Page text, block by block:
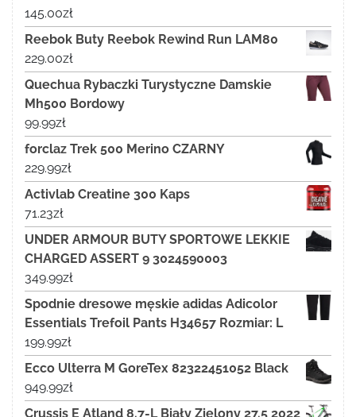
145.00zł
Reebok Buty Reebok Rewind Run LAM80
229.00zł
Quechua Rybaczki Turystyczne Damskie
Mh500 Bordowy
99.99zł
forclaz Trek 500 Merino CZARNY
229.99zł
Activlab Creatine 300 Kaps
71.23zł
UNDER ARMOUR BUTY SPORTOWE LEKKIE
CHARGED ASSERT 9 3024590003
349.99zł
Spodnie dresowe męskie adidas Adicolor
Essentials Trefoil Pants H34657 Rozmiar: L
199.99zł
Ecco Ulterra M GoreTex 82322451052 Black
949.99zł
Crussis E Atland 8.7-L Biały Zielony 27.5 2022